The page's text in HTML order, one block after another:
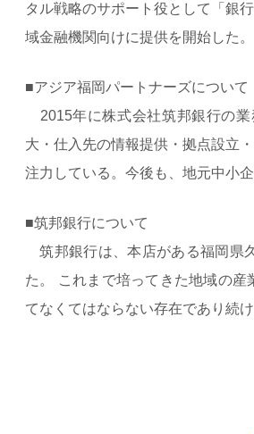
タル戦略のサポート役として「銀
域金融機関向けに提供を開始した。
■アジア福岡パートナーズについて
2015年に株式会社筑邦銀行の業
大・仕入先の情報提供・拠点設立
注力している。今後も、地元中小
■筑邦銀行について
筑邦銀行は、本店がある福岡県
た。 これまで培ってきた地域の
てなくてはならない存在であり続